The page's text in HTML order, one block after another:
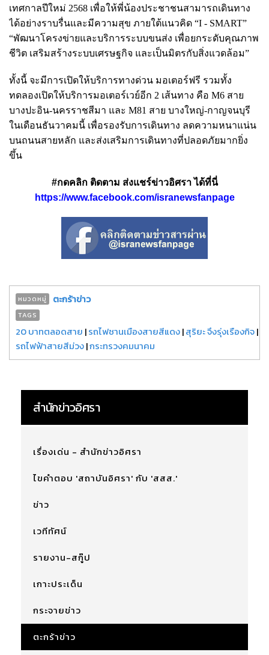
เทศกาลปีใหม่ 2568 เพื่อให้พี่น้องประชาชนสามารถเดินทาง
ได้อย่างราบรื่นและมีความสุข ภายใต้แนวคิด “I - SMART”
“พัฒนาโครงข่ายและบริการระบบขนส่ง เพื่อยกระดับคุณภาพ
ชีวิต เสริมสร้างระบบเศรษฐกิจ และเป็นมิตรกับสิ่งแวดล้อม”
ทั้งนี้ จะมีการเปิดให้บริการทางด่วน มอเตอร์ฟรี รวมทั้ง
ทดลองเปิดให้บริการมอเตอร์เวย์อีก 2 เส้นทาง คือ M6 สาย
บางปะอิน-นครราชสีมา และ M81 สาย บางใหญ่-กาญจนบุรี
ในเดือนธันวาคมนี้ เพื่อรองรับการเดินทาง ลดความหนาแน่น
บนถนนสายหลัก และส่งเสริมการเดินทางที่ปลอดภัยมากยิ่ง
ขึ้น
#กดคลิก ติดตาม ส่งแชร์ข่าวอิศรา ได้ที่นี่
https://www.facebook.com/isranewsfanpage
หมวดหมู่ ตะกร้าข่าว
TAGS
20 บาทตลอดสาย |รถไฟชานเมืองสายสีแดง|สุริยะ จึงรุ่งเรืองกิจ|
รถไฟฟ้าสายสีม่วง|กระทรวงคมนาคม
สำนักข่าวอิศรา
เรื่องเด่น - สำนักข่าวอิศรา
ไขคำตอบ 'สถาบันอิศรา' กับ 'สสส.'
ข่าว
เวทีทัศน์
รายงาน-สกู๊ป
เกาะประเด็น
กระจายข่าว
ตะกร้าข่าว